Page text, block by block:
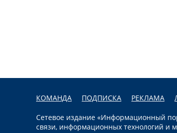
КОМАНДА ПОДПИСКА РЕКЛАМА
Сетевое издание «Информационный
связи, информационных технологий и